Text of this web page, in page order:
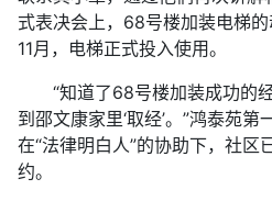
式表决会上，68号楼加装电梯
11月，电梯正式投入使用。
“知道了68号楼加装成功的
到邵文康家里‘取经’。”鸿泰苑第
在“法律明白人”的协助下，社区
约。